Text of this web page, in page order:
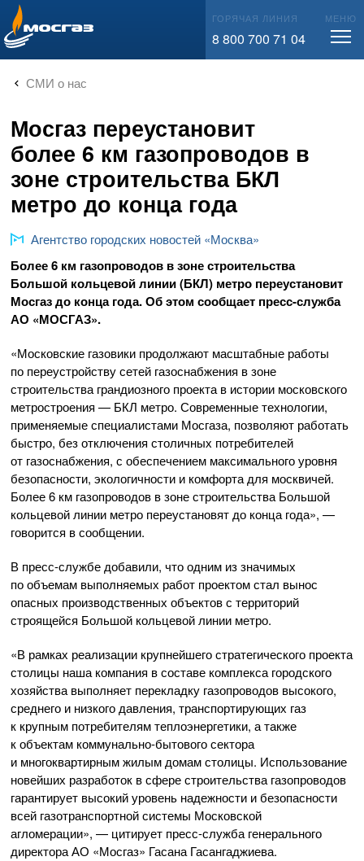
info@mos-gaz.ru ГОРЯЧАЯ ЛИНИЯ
8 800 700 71 04
МЕНЮ
СМИ о нас
Мосгаз переустановит
более 6 км газопроводов в
зоне строительства БКЛ
метро до конца года
Агентство городских новостей «Москва»
Более 6 км газопроводов в зоне строительства
Большой кольцевой линии (БКЛ) метро переустановит
Мосгаз до конца года. Об этом сообщает пресс-служба
АО «МОСГАЗ».
«Московские газовики продолжают масштабные работы
по переустройству сетей газоснабжения в зоне
строительства грандиозного проекта в истории московского
метростроения — БКЛ метро. Современные технологии,
применяемые специалистами Мосгаза, позволяют работать
быстро, без отключения столичных потребителей
от газоснабжения, с обеспечением максимального уровня
безопасности, экологичности и комфорта для москвичей.
Более 6 км газопроводов в зоне строительства Большой
кольцевой линии метро переустановят до конца года», —
говорится в сообщении.
В пресс-службе добавили, что одним из значимых
по объемам выполняемых работ проектом стал вынос
опасных производственных объектов с территорий
строящейся Большой кольцевой линии метро.
«В рамках реализации крупнейшего стратегического проекта
столицы наша компания в составе комплекса городского
хозяйства выполняет перекладку газопроводов высокого,
среднего и низкого давления, транспортирующих газ
к крупным потребителям теплоэнергетики, а также
к объектам коммунально-бытовогосектора
и многоквартирным жилым домам столицы. Использование
новейших разработок в сфере строительства газопроводов
гарантирует высокий уровень надежности и безопасности
всей газотранспортной системы Московской
агломерации», — цитирует пресс-служба генерального
директораАО «Мосгаз» Гасана Гасангаджиева.